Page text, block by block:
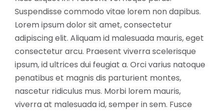
Suspendisse commodo vitae lorem non dapibus.
Lorem ipsum dolor sit amet, consectetur
adipiscing elit. Aliquam id malesuada mauris, eget
consectetur arcu. Praesent viverra scelerisque
ipsum, id ultrices dui feugiat a. Orci varius natoque
penatibus et magnis dis parturient montes,
nascetur ridiculus mus. Morbi lorem mauris,
viverra at malesuada id, semper in sem. Fusce